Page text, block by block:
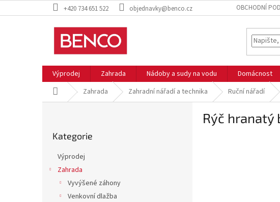
na
+420 734 651 522 objednavky@benco.cz OBCHODNÍ
Výprodej Zahrada Nádoby a sudy na vodu Domácnost
Domů Zahrada Zahradní nářadí a technika Ruční nářadí
kategorie
Kategorie
Výprodej
Zahrada
Vyvýšené záhony
Venkovní dlažba
Rýč hranatý